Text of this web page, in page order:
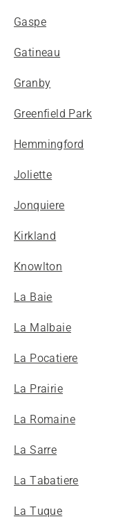
Gaspe
Gatineau
Granby
Greenfield Park
Hemmingford
Joliette
Jonquiere
Kirkland
Knowlton
La Baie
La Malbaie
La Pocatiere
La Prairie
La Romaine
La Sarre
La Tabatiere
La Tuque